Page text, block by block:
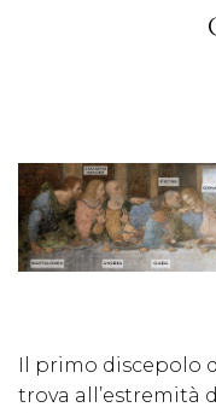
Il primo discepolo
trova all’estremità